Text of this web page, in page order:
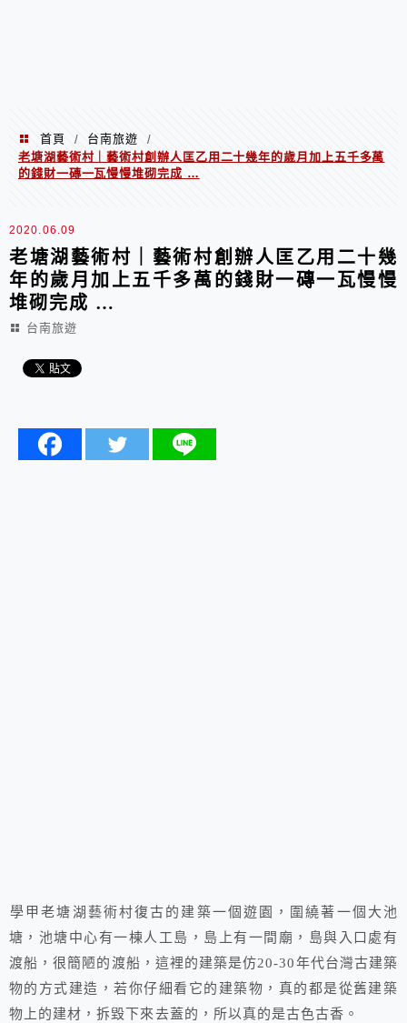
首頁 / 台南旅遊
/
老塘湖藝術村｜藝術村創辦人匡乙用二十幾年的歲月加上五千多萬
的錢財一磚一瓦慢慢堆砌完成 …
2020.06.09
老塘湖藝術村｜藝術村創辦人匡乙用二十幾
年的歲月加上五千多萬的錢財一磚一瓦慢慢
堆砌完成 …
台南旅遊
學甲老塘湖藝術村復古的建築一個遊園，圍繞著一個大池
塘，池塘中心有一棟人工島，島上有一間廟，島與入口處有
渡船，很簡陋的渡船，這裡的建築是仿20-30年代台灣古建築
物的方式建造，若你仔細看它的建築物，真的都是從舊建築
物上的建材，拆毀下來去蓋的，所以真的是古色古香。